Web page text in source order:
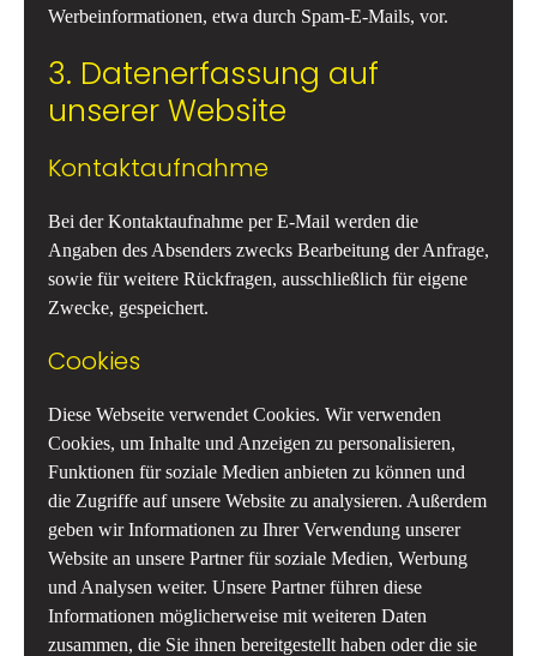
Werbeinformationen, etwa durch Spam-E-Mails, vor.
3. Datenerfassung auf
unserer Website
Kontaktaufnahme
Bei der Kontaktaufnahme per E-Mail werden die
Angaben des Absenders zwecks Bearbeitung der Anfrage,
sowie für weitere Rückfragen, ausschließlich für eigene
Zwecke, gespeichert.
Cookies
Diese Webseite verwendet Cookies. Wir verwenden
Cookies, um Inhalte und Anzeigen zu personalisieren,
Funktionen für soziale Medien anbieten zu können und
die Zugriffe auf unsere Website zu analysieren. Außerdem
geben wir Informationen zu Ihrer Verwendung unserer
Website an unsere Partner für soziale Medien, Werbung
und Analysen weiter. Unsere Partner führen diese
Informationen möglicherweise mit weiteren Daten
zusammen, die Sie ihnen bereitgestellt haben oder die sie